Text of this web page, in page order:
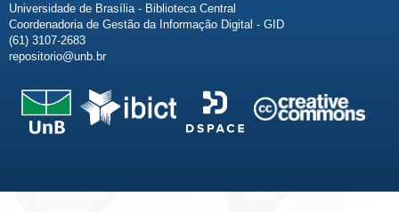
Universidade de Brasília - Biblioteca Central
Coordenadoria de Gestão da Informação Digital - GID
(61) 3107-2683
repositorio@unb.br